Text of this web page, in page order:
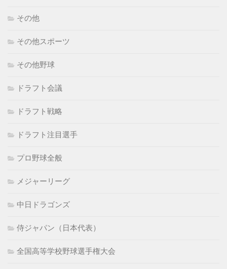
その他
その他スポーツ
その他野球
ドラフト会議
ドラフト戦略
ドラフト注目選手
プロ野球全般
メジャーリーグ
中日ドラゴンズ
侍ジャパン（日本代表）
全国高等学校野球選手権大会